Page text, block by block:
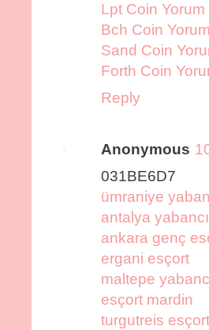
Lpt Coin Yorum
Bch Coin Yorum
Sand Coin
Forth Coin
Reply
Anonymous
031BE6D7
ümraniye
antalya
ankara genç
ergani esçort
maltepe
esçort mardin
turgutreis esçort